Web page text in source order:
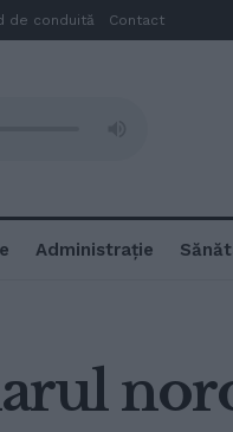
de conduită Contact
Administrație